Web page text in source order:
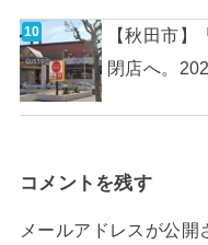
【秋田市
閉店へ。
コメントを残す
メールアドレスが公開